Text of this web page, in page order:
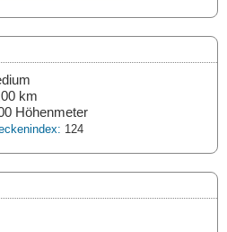
km
Höhenmeter
124